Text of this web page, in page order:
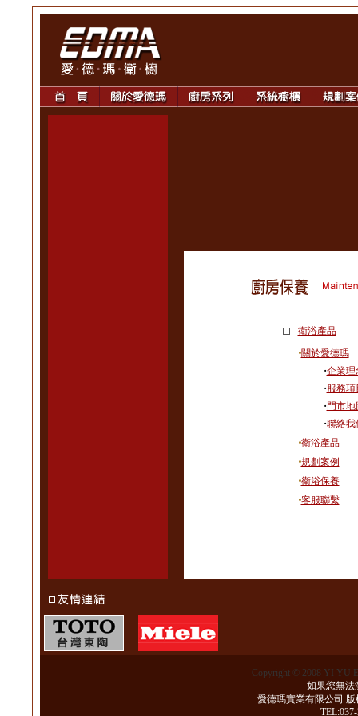
衛浴產品
‧關於愛德瑪
‧企業理
‧服務項
‧門市地
‧聯絡我
‧衛浴產品
‧規劃案例
‧衛浴保養
‧客服聯繫
Copyright © 2008 YI YU
如果您無法
愛德瑪實業有限公司